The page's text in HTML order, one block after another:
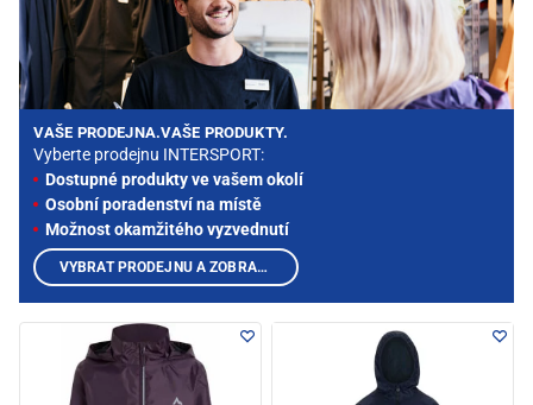
VAŠE PRODEJNA.VAŠE PRODUKTY.
Vyberte prodejnu INTERSPORT:
Dostupné produkty ve vašem okolí
Osobní poradenství na místě
Možnost okamžitého vyzvednutí
VYBRAT PRODEJNU A ZOBRAZIT PRODUKTY